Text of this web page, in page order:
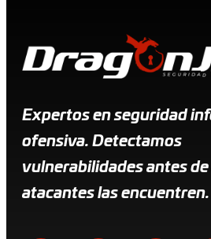
Expertos en seguridad
ofensiva. Detectamos
vulnerabilidades antes de
atacantes las encuentren.